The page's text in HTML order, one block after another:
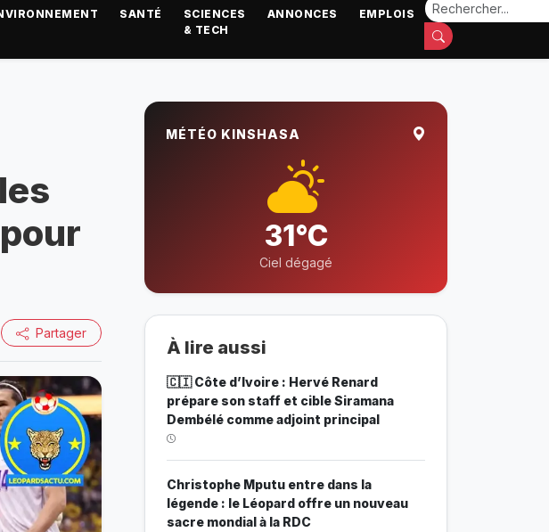
SANTÉ
SCIENCES
& TECH
ANNONCES EMPLOIS
Partager
MÉTÉO KINSHASA
31°C
Ciel dégagé
À lire aussi
🇨🇮 Côte d’Ivoire : Hervé Renard
prépare son staff et cible Siramana
Dembélé comme adjoint principal
Christophe Mputu entre dans la
légende : le Léopard offre un nouveau
sacre mondial à la RDC